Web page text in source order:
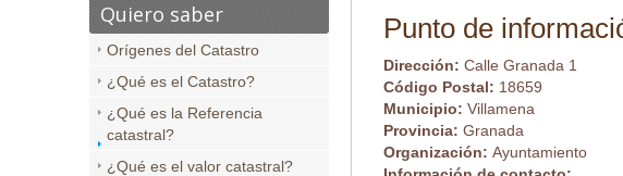
Punto de
Dirección: Calle Granada 1
Código Postal: 18659
Municipio: Villamena
Provincia: Granada
Organización: Ayuntamiento
Quiero saber
Orígenes del Catastro
¿Qué es el Catastro?
¿Qué es la Referencia
catastral?
¿Qué es el valor catastral?